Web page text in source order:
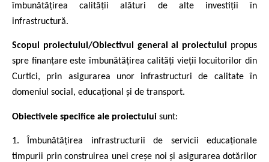
îmbunătățirea calității alături de alte investiții în
infrastructură.
Scopul proiectului/Obiectivul general al proiectului propus
spre finanțare este îmbunătățirea calități vieții locuitorilor din
Curtici, prin asigurarea unor infrastructuri de calitate în
domeniul social, educațional și de transport.
Obiectivele specifice ale proiectului sunt:
1. Îmbunătățirea infrastructurii de servicii educaționale
timpurii prin construirea unei creșe noi și asigurarea dotărilor